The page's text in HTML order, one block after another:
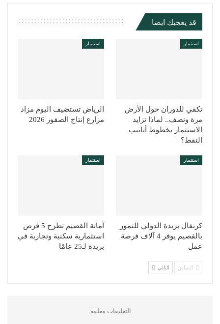
قد يعجبك ايضا
استثمار
تكفي للدوران حول الأرض
مرة ونصف.. لماذا تزايد
الاستثمار بخطوط أنابيب
النفط؟
استثمار
الرياض تستضيف اليوم مزاد
مزارع إنتاج الصقور 2026
استثمار
كرنفال بريدة الدولي للتمور
بالقصيم يوفر 4 آلاف فرصة
عمل
استثمار
أمانة القصيم تطرح 5 فرص
استثمارية سكنية وتجارية في
بريدة لـ25 عامًا
السابق التالي
التعليقات مغلقة.